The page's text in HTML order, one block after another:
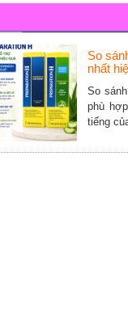
So
nhất
So
phù
tiếng